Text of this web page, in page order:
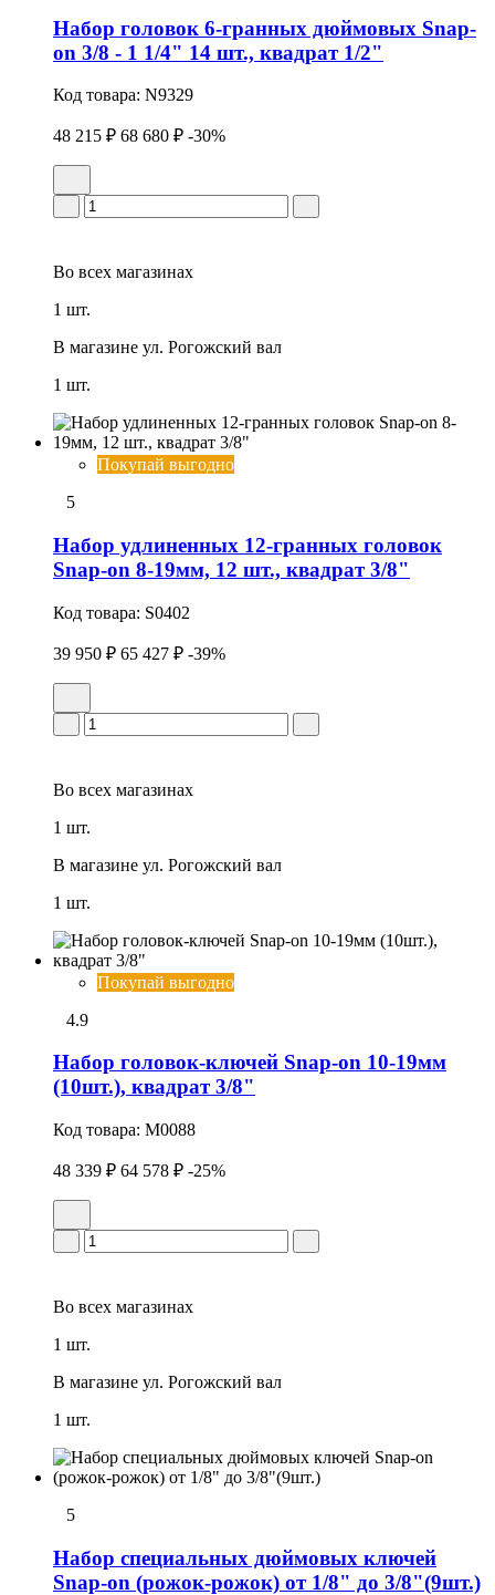
Набор головок 6-гранных дюймовых Snap-
on 3/8 - 1 1/4" 14 шт., квадрат 1/2"
Код товара: N9329
48 215 ₽ 68 680 ₽ -30%
Во всех магазинах
1 шт.
В магазине ул. Рогожский вал
1 шт.
Покупай выгодно
5
Набор удлиненных 12-гранных головок
Snap-on 8-19мм, 12 шт., квадрат 3/8"
Код товара: S0402
39 950 ₽ 65 427 ₽ -39%
Во всех магазинах
1 шт.
В магазине ул. Рогожский вал
1 шт.
Покупай выгодно
4.9
Набор головок-ключей Snap-on 10-19мм
(10шт.), квадрат 3/8"
Код товара: M0088
48 339 ₽ 64 578 ₽ -25%
Во всех магазинах
1 шт.
В магазине ул. Рогожский вал
1 шт.
5
Набор специальных дюймовых ключей
Snap-on (рожок-рожок) от 1/8" до 3/8"(9шт.)